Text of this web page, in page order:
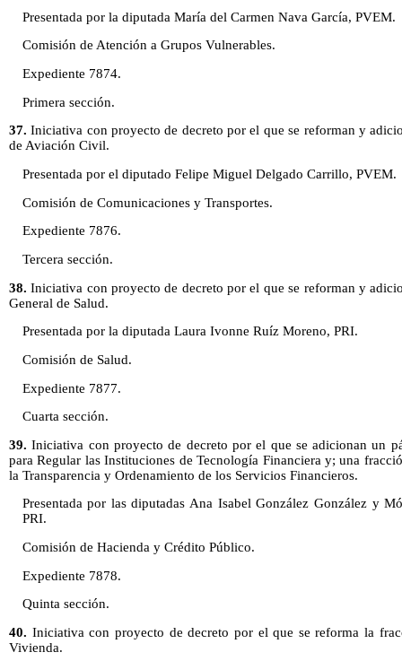
Presentada por la diputada María del Carmen Nava García, PVEM.
Comisión de Atención a Grupos Vulnerables.
Expediente 7874.
Primera sección.
37. Iniciativa con proyecto de decreto por el que se reforman y
de Aviación Civil.
Presentada por el diputado Felipe Miguel Delgado Carrillo, PVEM.
Comisión de Comunicaciones y Transportes.
Expediente 7876.
Tercera sección.
38. Iniciativa con proyecto de decreto por el que se reforman y
General de Salud.
Presentada por la diputada Laura Ivonne Ruíz Moreno, PRI.
Comisión de Salud.
Expediente 7877.
Cuarta sección.
39. Iniciativa con proyecto de decreto por el que se adicionan un
para Regular las Instituciones de Tecnología Financiera y; una
la Transparencia y Ordenamiento de los Servicios Financieros.
Presentada por las diputadas Ana Isabel González González y
PRI.
Comisión de Hacienda y Crédito Público.
Expediente 7878.
Quinta sección.
40. Iniciativa con proyecto de decreto por el que se reforma la
Vivienda.